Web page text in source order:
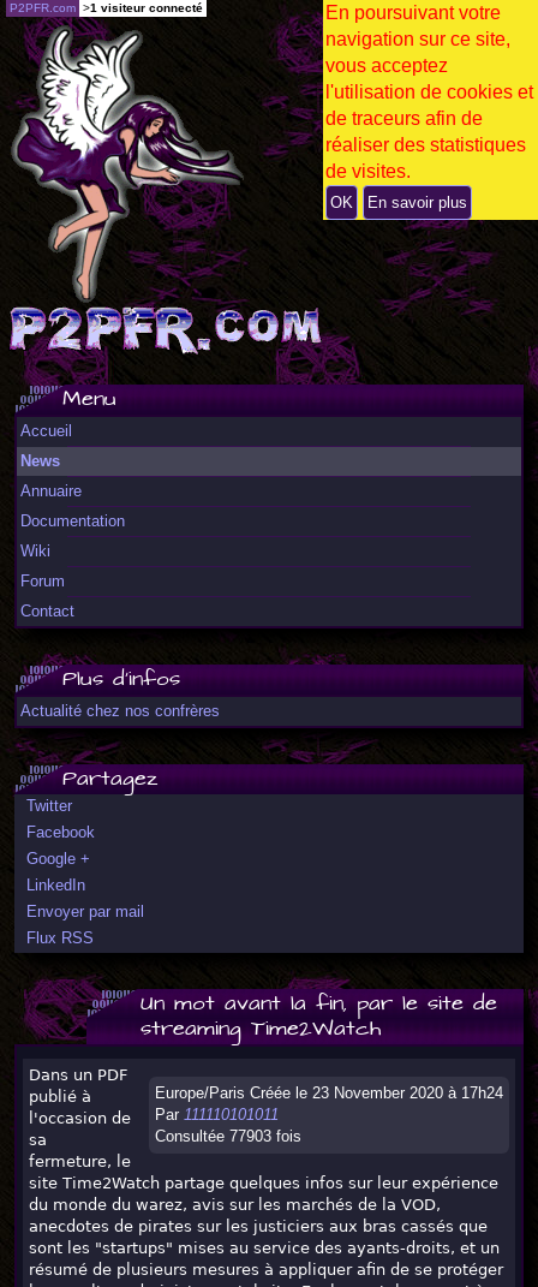
Menu
Accueil
News
Annuaire
Documentation
Wiki
Forum
Contact
Plus d'infos
Actualité chez nos confrères
Partagez
Twitter
Facebook
Google +
LinkedIn
Envoyer par mail
Flux RSS
Un mot avant la fin, par le site de
streaming Time2Watch
Europe/Paris Créée le 23 November 2020 à 17h24
Par 111110101011
Consultée 77903 fois
Dans un PDF
publié à
l'occasion de
sa
fermeture, le
site Time2Watch partage quelques infos sur leur expérience
du monde du warez, avis sur les marchés de la VOD,
anecdotes de pirates sur les justiciers aux bras cassés que
sont les "startups" mises au service des ayants-droits, et un
résumé de plusieurs mesures à appliquer afin de se protéger
P2PFR.com >1 visiteur connecté
En poursuivant votre
navigation sur ce site,
vous acceptez
l'utilisation de cookies et
de traceurs afin de
réaliser des statistiques
de visites.
OK En savoir plus